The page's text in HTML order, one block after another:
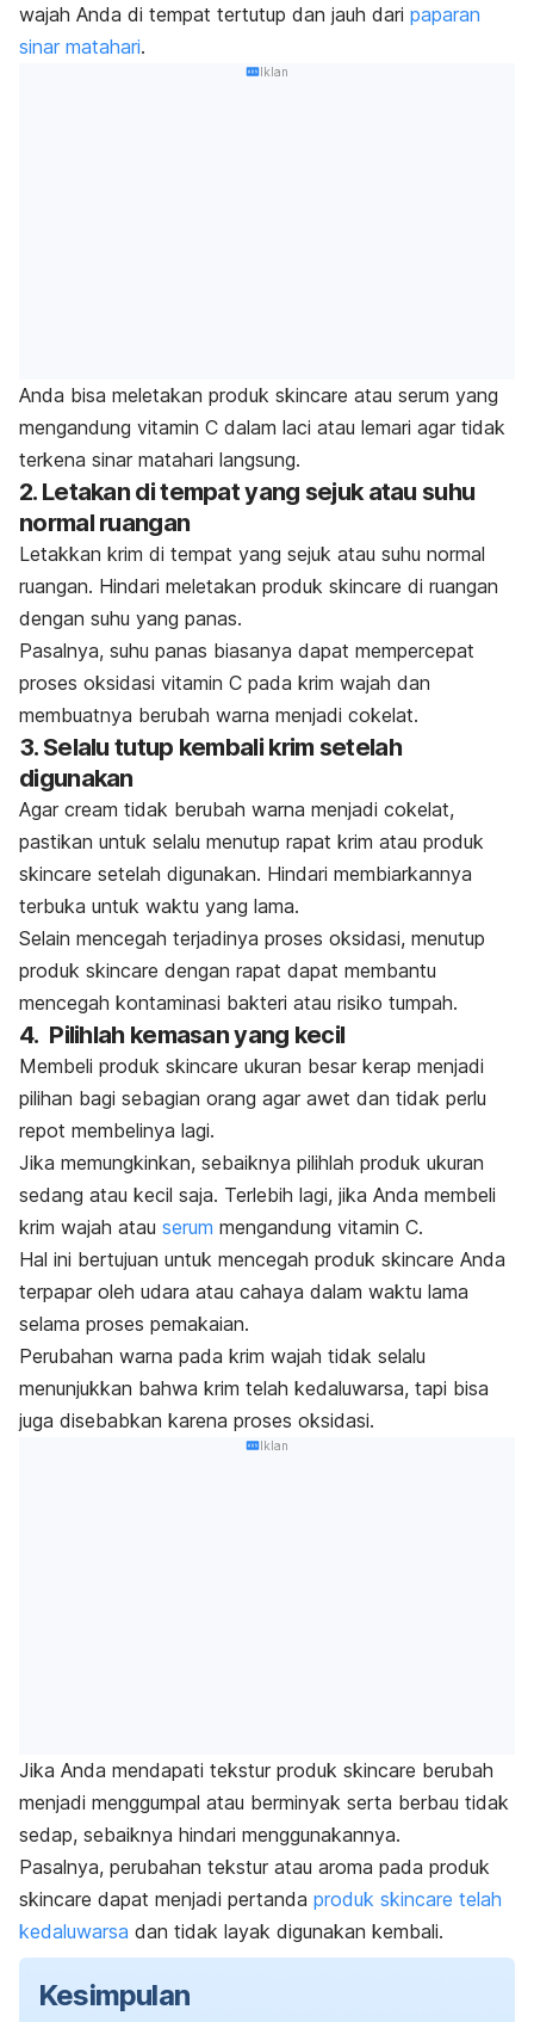
wajah Anda di tempat tertutup dan jauh dari paparan
sinar matahari.
Iklan
Anda bisa meletakan produk skincare atau serum yang
mengandung vitamin C dalam laci atau lemari agar tidak
terkena sinar matahari langsung.
2. Letakan di tempat yang sejuk atau suhu
normal ruangan
Letakkan krim di tempat yang sejuk atau suhu normal
ruangan. Hindari meletakan produk skincare di ruangan
dengan suhu yang panas.
Pasalnya, suhu panas biasanya dapat mempercepat
proses oksidasi vitamin C pada krim wajah dan
membuatnya berubah warna menjadi cokelat.
3. Selalu tutup kembali krim setelah
digunakan
Agar cream tidak berubah warna menjadi cokelat,
pastikan untuk selalu menutup rapat krim atau produk
skincare setelah digunakan. Hindari membiarkannya
terbuka untuk waktu yang lama.
Selain mencegah terjadinya proses oksidasi, menutup
produk skincare dengan rapat dapat membantu
mencegah kontaminasi bakteri atau risiko tumpah.
4. Pilihlah kemasan yang kecil
Membeli produk skincare ukuran besar kerap menjadi
pilihan bagi sebagian orang agar awet dan tidak perlu
repot membelinya lagi.
Jika memungkinkan, sebaiknya pilihlah produk ukuran
sedang atau kecil saja. Terlebih lagi, jika Anda membeli
krim wajah atau serum mengandung vitamin C.
Hal ini bertujuan untuk mencegah produk skincare Anda
terpapar oleh udara atau cahaya dalam waktu lama
selama proses pemakaian.
Perubahan warna pada krim wajah tidak selalu
menunjukkan bahwa krim telah kedaluwarsa, tapi bisa
juga disebabkan karena proses oksidasi.
Iklan
Jika Anda mendapati tekstur produk skincare berubah
menjadi menggumpal atau berminyak serta berbau tidak
sedap, sebaiknya hindari menggunakannya.
Pasalnya, perubahan tekstur atau aroma pada produk
skincare dapat menjadi pertanda produk skincare telah
kedaluwarsa dan tidak layak digunakan kembali.
Kesimpulan